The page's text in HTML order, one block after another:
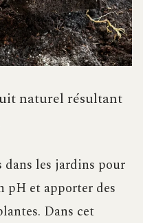
naturel résultant
les jardins pour
pH et apporter des
Dans cet